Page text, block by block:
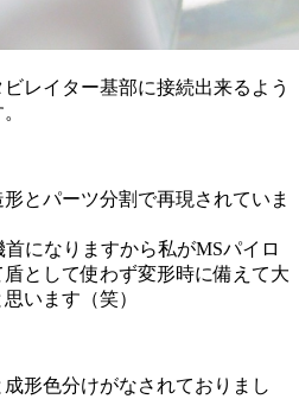
レイター基部に接続出来るよう
とパーツ分割で再現されていま
になりますから私がMSパイロ
として使わず変形時に備えて大
います（笑）
形色分けがなされておりまし